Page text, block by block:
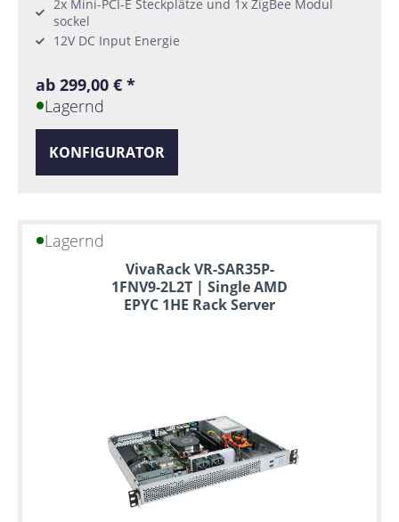
2x Mini-PCI-E Steckplätze und 1x ZigBee Modul
sockel
12V DC Input Energie
ab 299,00 € *
Lagernd
KONFIGURATOR
Lagernd
VivaRack VR-SAR35P-
1FNV9-2L2T | Single AMD
EPYC 1HE Rack Server